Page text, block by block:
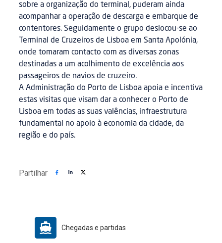
sobre a organização do terminal, puderam ainda
acompanhar a operação de descarga e embarque de
contentores. Seguidamente o grupo deslocou-se ao
Terminal de Cruzeiros de Lisboa em Santa Apolónia,
onde tomaram contacto com as diversas zonas
destinadas a um acolhimento de excelência aos
passageiros de navios de cruzeiro.
A Administração do Porto de Lisboa apoia e incentiva
estas visitas que visam dar a conhecer o Porto de
Lisboa em todas as suas valências, infraestrutura
fundamental no apoio à economia da cidade, da
região e do país.
Partilhar
Chegadas e partidas